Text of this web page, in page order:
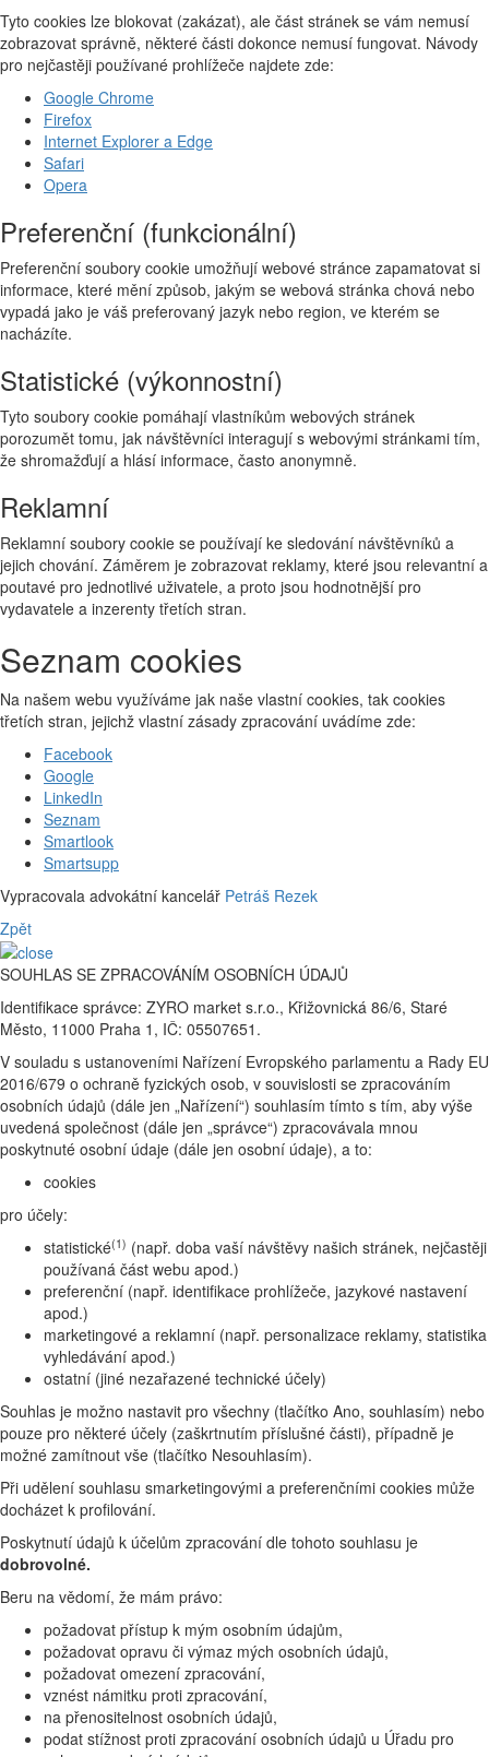
Tyto cookies lze blokovat (zakázat), ale část stránek se vám nemusí
zobrazovat správně, některé části dokonce nemusí fungovat. Návody
pro nejčastěji používané prohlížeče najdete zde:
Google Chrome
Firefox
Internet Explorer a Edge
Safari
Opera
Preferenční (funkcionální)
Preferenční soubory cookie umožňují webové stránce zapamatovat si
informace, které mění způsob, jakým se webová stránka chová nebo
vypadá jako je váš preferovaný jazyk nebo region, ve kterém se
nacházíte.
Statistické (výkonnostní)
Tyto soubory cookie pomáhají vlastníkům webových stránek
porozumět tomu, jak návštěvníci interagují s webovými stránkami tím,
že shromažďují a hlásí informace, často anonymně.
Reklamní
Reklamní soubory cookie se používají ke sledování návštěvníků a
jejich chování. Záměrem je zobrazovat reklamy, které jsou relevantní a
poutavé pro jednotlivé uživatele, a proto jsou hodnotnější pro
vydavatele a inzerenty třetích stran.
Seznam cookies
Na našem webu využíváme jak naše vlastní cookies, tak cookies
třetích stran, jejichž vlastní zásady zpracování uvádíme zde:
Facebook
Google
LinkedIn
Seznam
Smartlook
Smartsupp
Vypracovala advokátní kancelář Petráš Rezek
Zpět
SOUHLAS SE ZPRACOVÁNÍM OSOBNÍCH ÚDAJŮ
Identifikace správce: ZYRO market s.r.o., Křižovnická 86/6, Staré
Město, 11000 Praha 1, IČ: 05507651.
V souladu s ustanoveními Nařízení Evropského parlamentu a Rady EU
2016/679 o ochraně fyzických osob, v souvislosti se zpracováním
osobních údajů (dále jen „Nařízení“) souhlasím tímto s tím, aby výše
uvedená společnost (dále jen „správce“) zpracovávala mnou
poskytnuté osobní údaje (dále jen osobní údaje), a to:
cookies
pro účely:
statistické(1) (např. doba vaší návštěvy našich stránek, nejčastěji
používaná část webu apod.)
preferenční (např. identifikace prohlížeče, jazykové nastavení
apod.)
marketingové a reklamní (např. personalizace reklamy, statistika
vyhledávání apod.)
ostatní (jiné nezařazené technické účely)
Souhlas je možno nastavit pro všechny (tlačítko Ano, souhlasím) nebo
pouze pro některé účely (zaškrtnutím příslušné části), případně je
možné zamítnout vše (tlačítko Nesouhlasím).
Při udělení souhlasu smarketingovými a preferenčními cookies může
docházet k profilování.
Poskytnutí údajů k účelům zpracování dle tohoto souhlasu je
dobrovolné.
Beru na vědomí, že mám právo:
požadovat přístup k mým osobním údajům,
požadovat opravu či výmaz mých osobních údajů,
požadovat omezení zpracování,
vznést námitku proti zpracování,
na přenositelnost osobních údajů,
podat stížnost proti zpracování osobních údajů u Úřadu pro